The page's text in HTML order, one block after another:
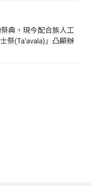
典，現今配合族人工
祭(Ta‘avala)」凸顯辦